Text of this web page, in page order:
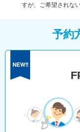
すが、ご希望されな
予約